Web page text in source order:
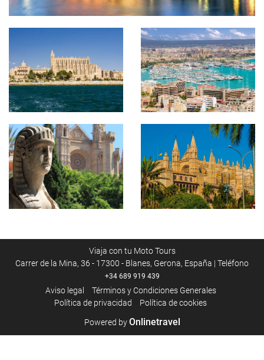
Viaja con tu Moto Tours
Carrer de la Mina, 36 - 17300 - Blanes, Gerona, España | Teléfono
+34 689 919 439
Aviso legal
Términos y Condiciones Generales
Política de privacidad
Política de cookies
Powered byOnlinetravel